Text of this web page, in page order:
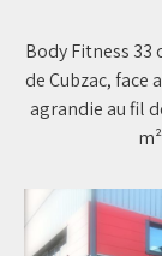
Body Fitness 33
de Cubzac, face
agrandie au fil